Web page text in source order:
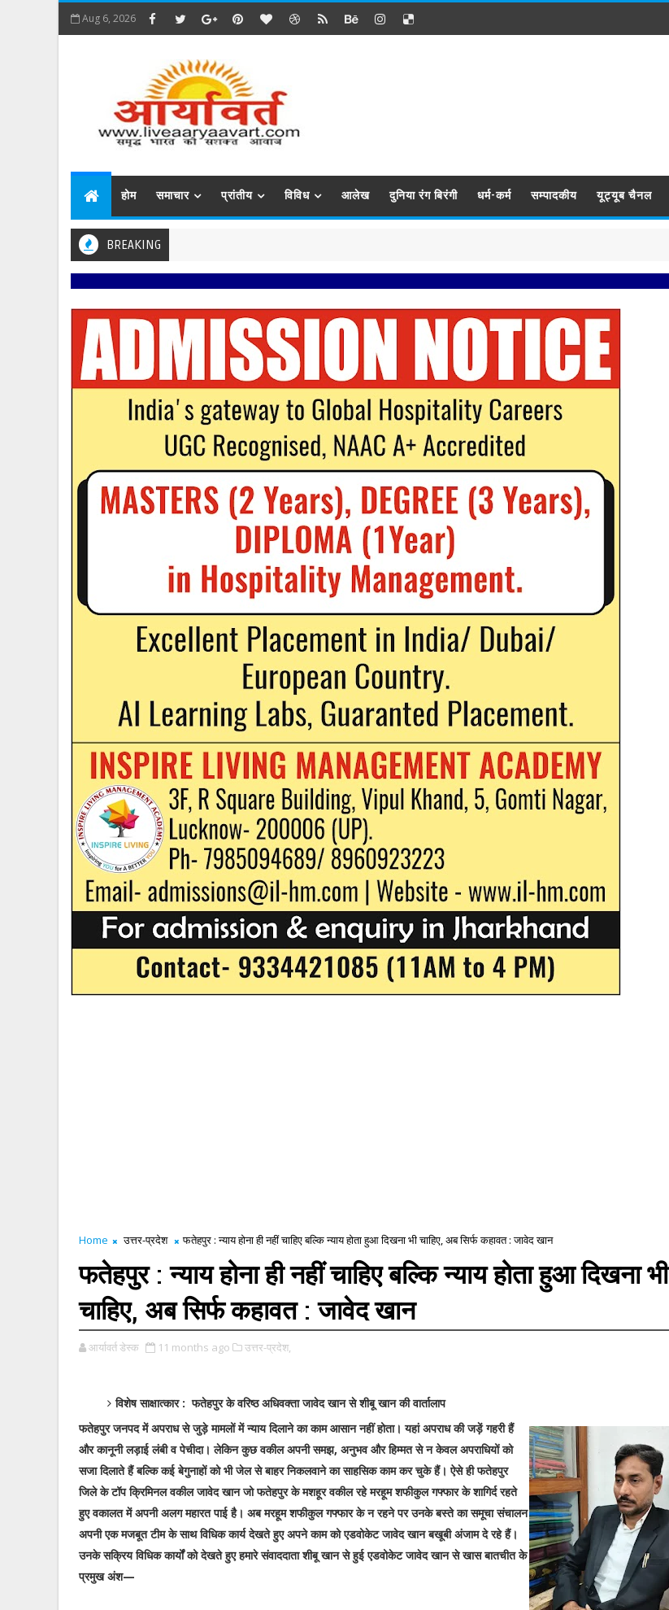
Aug 6, 2026
होम समाचार प्रांतीय विविध आलेख दुनिया रंग बिरंगी धर्म-कर्म सम्पादकीय यूट्यूब चैनल
BREAKING
Home उत्तर-प्रदेश फतेहपुर : न्याय होना ही नहीं चाहिए बल्कि न्याय होता हुआ दिखना भी चाहिए, अब सिर्फ कहावत : जावेद खान
फतेहपुर : न्याय होना ही नहीं चाहिए बल्कि न्याय होता हुआ दिखना भी
चाहिए, अब सिर्फ कहावत : जावेद खान
आर्यावर्त डेस्क 11 months ago उत्तर-प्रदेश,
विशेष साक्षात्कार : फतेहपुर के वरिष्ठ अधिवक्ता जावेद खान से शीबू खान की वार्तालाप
फतेहपुर जनपद में अपराध से जुड़े मामलों में न्याय दिलाने का काम आसान नहीं होता। यहां अपराध की जड़ें गहरी हैं
और कानूनी लड़ाई लंबी व पेचीदा। लेकिन कुछ वकील अपनी समझ, अनुभव और हिम्मत से न केवल अपराधियों को
सजा दिलाते हैं बल्कि कई बेगुनाहों को भी जेल से बाहर निकलवाने का साहसिक काम कर चुके हैं। ऐसे ही फतेहपुर
जिले के टॉप क्रिमिनल वकील जावेद खान जो फतेहपुर के मशहूर वकील रहे मरहूम शफीकुल गफ्फार के शागिर्द रहते
हुए वकालत में अपनी अलग महारत पाई है। अब मरहूम शफीकुल गफ्फार के न रहने पर उनके बस्ते का समूचा संचालन
अपनी एक मजबूत टीम के साथ विधिक कार्य देखते हुए अपने काम को एडवोकेट जावेद खान बखूबी अंजाम दे रहे हैं।
उनके सक्रिय विधिक कार्यों को देखते हुए हमारे संवाददाता शीबू खान से हुई एडवोकेट जावेद खान से खास बातचीत के
प्रमुख अंश—